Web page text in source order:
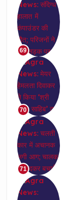
69
70
71